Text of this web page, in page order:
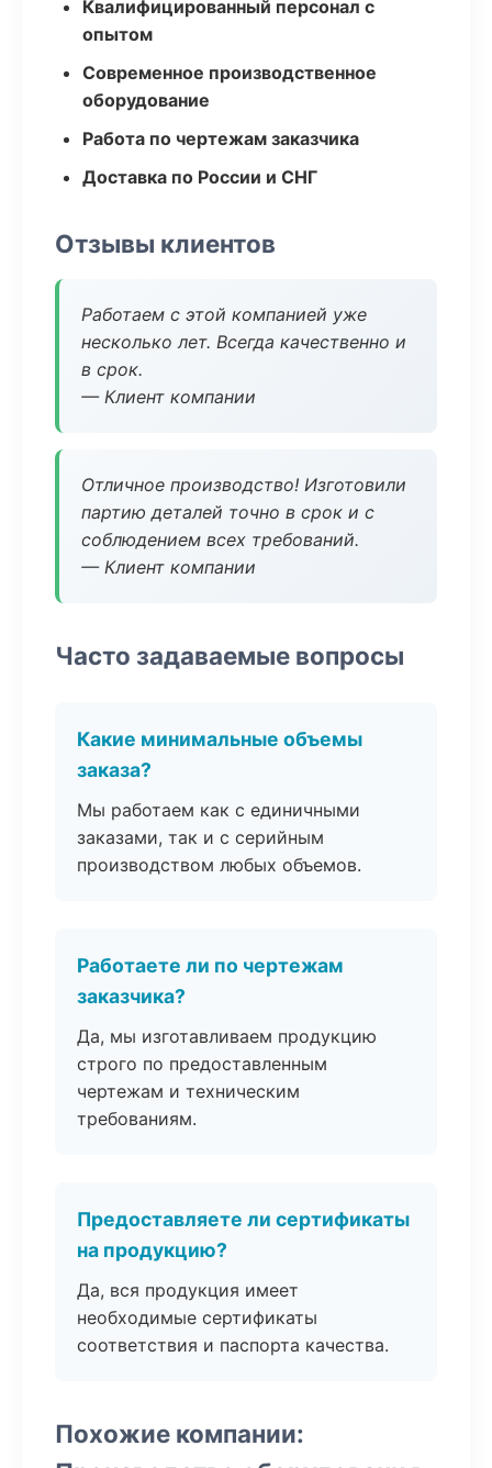
Квалифицированный персонал с
опытом
Современное производственное
оборудование
Работа по чертежам заказчика
Доставка по России и СНГ
Отзывы клиентов
Работаем с этой компанией уже
несколько лет. Всегда качественно и
в срок.
— Клиент компании
Отличное производство! Изготовили
партию деталей точно в срок и с
соблюдением всех требований.
— Клиент компании
Часто задаваемые вопросы
Какие минимальные объемы
заказа?
Мы работаем как с единичными
заказами, так и с серийным
производством любых объемов.
Работаете ли по чертежам
заказчика?
Да, мы изготавливаем продукцию
строго по предоставленным
чертежам и техническим
требованиям.
Предоставляете ли сертификаты
на продукцию?
Да, вся продукция имеет
необходимые сертификаты
соответствия и паспорта качества.
Похожие компании: